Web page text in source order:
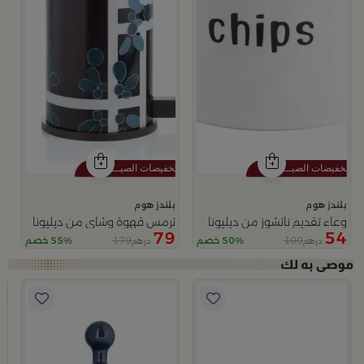
بلندز هوم
وعاء تقديم ناتشوز من ديليونا
54 درهم109 50% خصم
بلندز هوم
ترمس قهوة وشاي من ديليونا
79 درهم179 55% خصم